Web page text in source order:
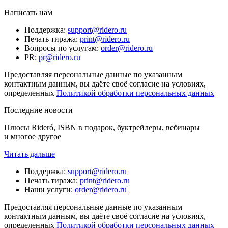
Написать нам
Поддержка: support@ridero.ru
Печать тиража: print@ridero.ru
Вопросы по услугам: order@ridero.ru
PR: pr@ridero.ru
Предоставляя персональные данные по указанным
контактным данным, вы даёте своё согласие на условиях,
определенных Политикой обработки персональных данных
Последние новости
Плюсы Rideró, ISBN в подарок, буктрейлеры, вебинары
и многое другое
Читать дальше
Поддержка: support@ridero.ru
Печать тиража: print@ridero.ru
Наши услуги: order@ridero.ru
Предоставляя персональные данные по указанным
контактным данным, вы даёте своё согласие на условиях,
определенных Политикой обработки персональных данных